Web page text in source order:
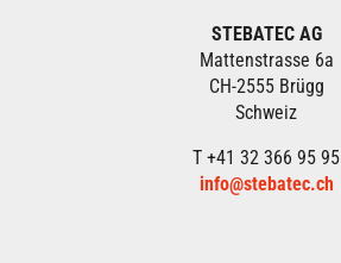
STEBATEC AG
Mattenstrasse 6a
CH-2555 Brügg
Schweiz
T +41 32 366 95 95
info@stebatec.ch